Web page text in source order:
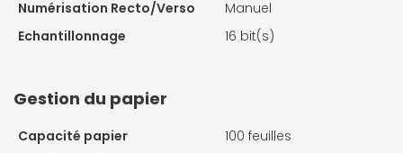
Numérisation Recto/Verso
Manuel
Echantillonnage
16 bit(s)
Gestion du papier
Capacité papier
100 feuilles